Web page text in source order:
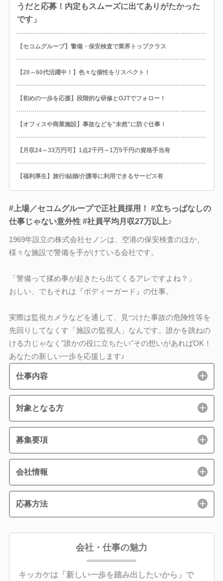
うだと応募！内定もスムーズに出てありがたかった
です」
【セコムグループ】警備・保安検査で業界トップクラス
【20～60代活躍中！】色々な個性をリスペクト！
【初めの一歩を応援】段階的な研修とOJTでフォロー！
【オフィスや商業施設】事故などを"未然"に防ぐ仕事！
【月収24～33万円可】1点2千円～1万5千円の資格手当有
【福利厚生】旅行/結婚/介護等に利用できるサービス有
#上場／セコムグループで正社員採用！ #立ちっぱなしの
仕事じゃない意外性 #社員平均月収27万以上♪
1969年設立の株式会社セノンは、空港の保安検査のほか、
様々な施設で警備を手がけている会社です。
「警備って揉め事が起きたら出てくるアレですよね？」
おしい、でもそれは『ボディーガード』の仕事。
実際は監視カメラなどを通して、見つけた事故の危険性等を
先回りしてなくす「施設の監視人」なんです。誰かを跳ねの
ける力じゃなく"誰かの役に立ちたい"その想いがあればOK！
あなたの新しい一歩を応援します♪
仕事内容
対象となる方
募集要項
会社情報
応募方法
会社・仕事の魅力
キッカケは「新しい一歩を踏み出したいから」で